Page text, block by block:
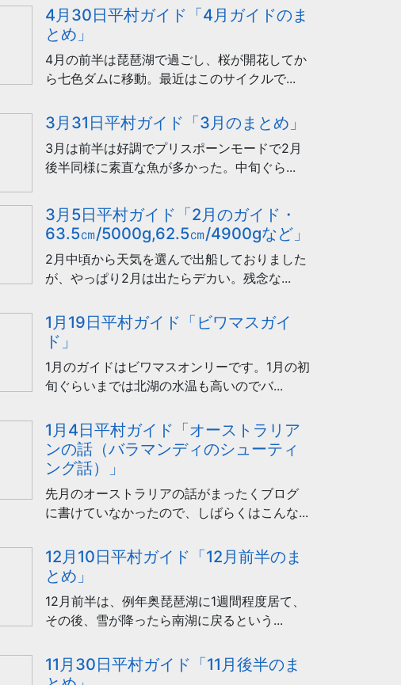
4月30日平村ガイド「4月ガイドのま
とめ」
4月の前半は琵琶湖で過ごし、桜が開花してか
ら七色ダムに移動。最近はこのサイクルで...
3月31日平村ガイド「3月のまとめ」
3月は前半は好調でプリスポーンモードで2月
後半同様に素直な魚が多かった。中旬ぐら...
3月5日平村ガイド「2月のガイド・
63.5㎝/5000g,62.5㎝/4900gなど」
2月中頃から天気を選んで出船しておりました
が、やっぱり2月は出たらデカい。残念な...
1月19日平村ガイド「ビワマスガイ
ド」
1月のガイドはビワマスオンリーです。1月の初
旬ぐらいまでは北湖の水温も高いのでバ...
1月4日平村ガイド「オーストラリア
ンの話（バラマンディのシューティ
ング話）」
先月のオーストラリアの話がまったくブログ
に書けていなかったので、しばらくはこんな...
12月10日平村ガイド「12月前半のま
とめ」
12月前半は、例年奥琵琶湖に1週間程度居て、
その後、雪が降ったら南湖に戻るという...
11月30日平村ガイド「11月後半のま